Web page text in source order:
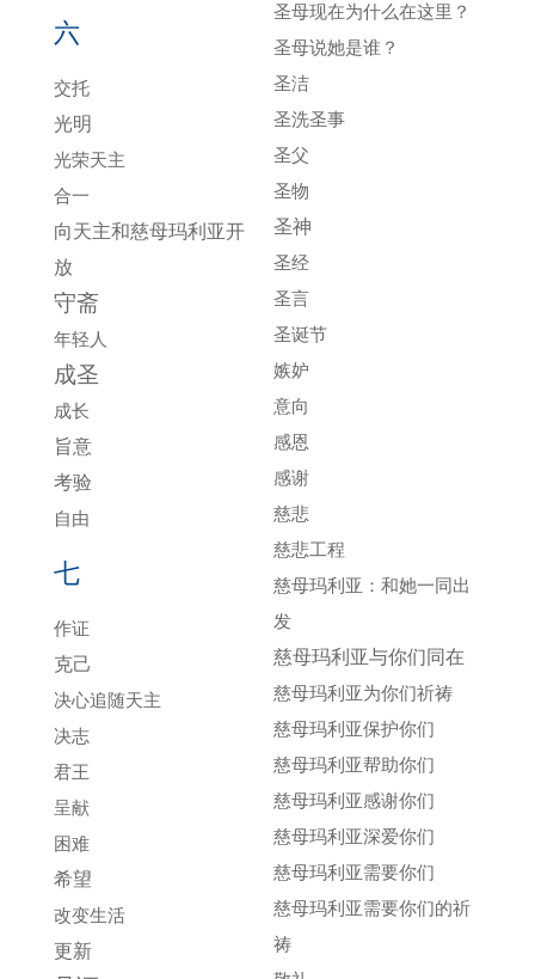
六
交托
光明
光荣天主
合一
向天主和慈母玛利亚开
放
守斋
年轻人
成圣
成长
旨意
考验
自由
七
作证
克己
决心追随天主
决志
君王
呈献
困难
希望
改变生活
更新
圣母现在为什么在这里？
圣母说她是谁？
圣洁
圣洗圣事
圣父
圣物
圣神
圣经
圣言
圣诞节
嫉妒
意向
感恩
感谢
慈悲
慈悲工程
慈母玛利亚：和她一同出
发
慈母玛利亚与你们同在
慈母玛利亚为你们祈祷
慈母玛利亚保护你们
慈母玛利亚帮助你们
慈母玛利亚感谢你们
慈母玛利亚深爱你们
慈母玛利亚需要你们
慈母玛利亚需要你们的祈
祷